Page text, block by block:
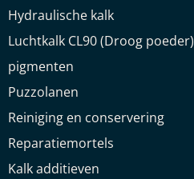
Hydraulische kalk
Luchtkalk CL90 (Droog poeder)
pigmenten
Puzzolanen
Reiniging en conservering
Reparatiemortels
Kalk additieven